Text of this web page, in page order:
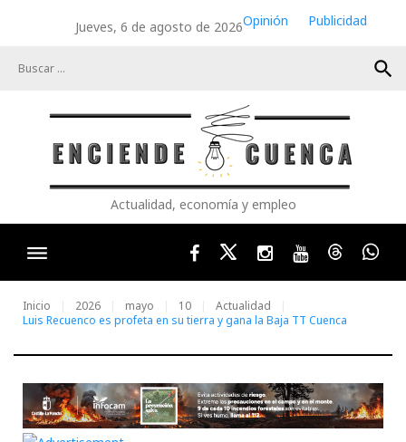
Jueves, 6 de agosto de 2026Opinión
Publicidad
search
Actualidad, economía y empleo
FacebookTwitterInstagram
YoutubeThreads
Inicio 2026 mayo 10
Actualidad
Luis Recuenco es profeta en su tierra y gana la Baja TT Cuenca